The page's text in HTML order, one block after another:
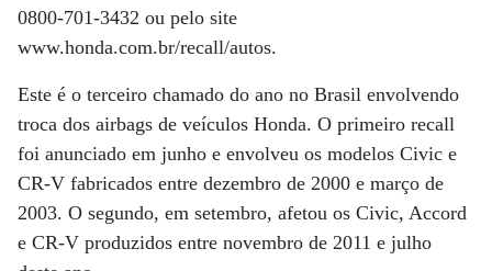
0800-701-3432 ou pelo site
www.honda.com.br/recall/autos.
Este é o terceiro chamado do ano no Brasil envolvendo
troca dos airbags de veículos Honda. O primeiro recall
foi anunciado em junho e envolveu os modelos Civic e
CR-V fabricados entre dezembro de 2000 e março de
2003. O segundo, em setembro, afetou os Civic, Accord
e CR-V produzidos entre novembro de 2011 e julho